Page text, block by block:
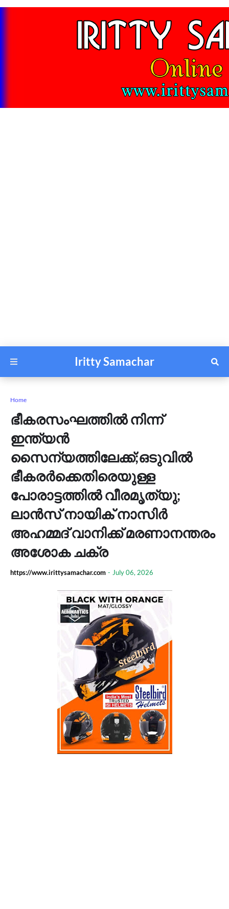
Iritty Samachar
Home
ഭീകരസംഘത്തിൽ നിന്ന്
ഇന്ത്യൻ
സൈന്യത്തിലേക്ക്;ഒടുവിൽ
ഭീകരർക്കെതിരെയുള്ള
പോരാട്ടത്തിൽ വീരമൃത്യു;
ലാൻസ് നായിക് നാസിർ
അഹമ്മദ് വാനിക്ക് മരണാനന്തരം
അശോക ചക്ര
https://www.irittysamachar.com - July 06, 2026